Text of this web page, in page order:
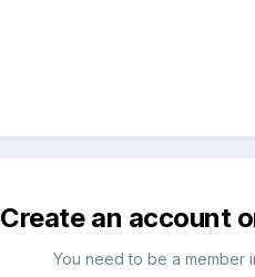
Create an account
You need to be a member